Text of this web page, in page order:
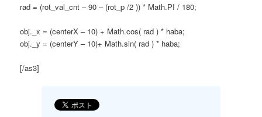
rad = (rot_val_cnt – 90 – (rot_p /2 )) * Math.PI / 180;
obj._x = (centerX – 10) + Math.cos( rad ) * haba;
obj._y = (centerY – 10)+ Math.sin( rad ) * haba;
[/as3]